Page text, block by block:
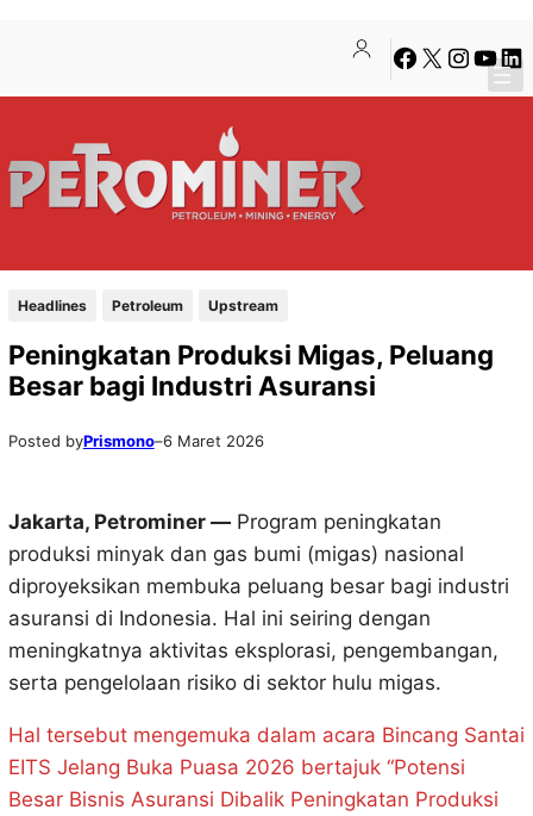
konten
content
Facebook
X Instagram
Headlines Petroleum Upstream
Peningkatan Produksi Migas, Peluang
Besar bagi Industri Asuransi
Posted byPrismono–6 Maret 2026
Jakarta, Petrominer —Program peningkatan
produksi minyak dan gas bumi (migas) nasional
diproyeksikan membuka peluang besar bagi industri
asuransi di Indonesia. Hal ini seiring dengan
meningkatnya aktivitas eksplorasi, pengembangan,
serta pengelolaan risiko di sektor hulu migas.
Hal tersebut mengemuka dalam acara Bincang Santai
EITS Jelang Buka Puasa 2026 bertajuk “Potensi
Besar Bisnis Asuransi Dibalik Peningkatan Produksi